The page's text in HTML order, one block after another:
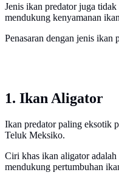
Jenis ikan predator juga
mendukung kenyamanan
Penasaran dengan jenis
1. Ikan Aligator
Ikan predator paling eksotik
Teluk Meksiko.
Ciri khas ikan aligator
mendukung pertumbuhan